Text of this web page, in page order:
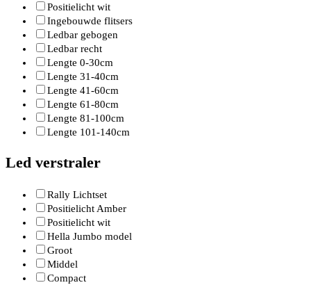
Positielicht wit
Ingebouwde flitsers
Ledbar gebogen
Ledbar recht
Lengte 0-30cm
Lengte 31-40cm
Lengte 41-60cm
Lengte 61-80cm
Lengte 81-100cm
Lengte 101-140cm
Led verstraler
Rally Lichtset
Positielicht Amber
Positielicht wit
Hella Jumbo model
Groot
Middel
Compact